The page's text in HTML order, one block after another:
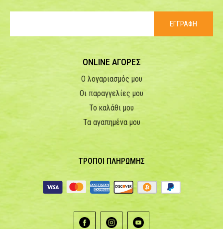
ΕΓΓΡΑΦΗ
ONLINE ΑΓΟΡΕΣ
Ο λογαριασμός μου
Οι παραγγελίες μου
Το καλάθι μου
Τα αγαπημένα μου
ΤΡΟΠΟΙ ΠΛΗΡΩΜΗΣ